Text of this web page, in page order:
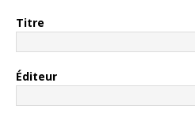
Titre
Éditeur